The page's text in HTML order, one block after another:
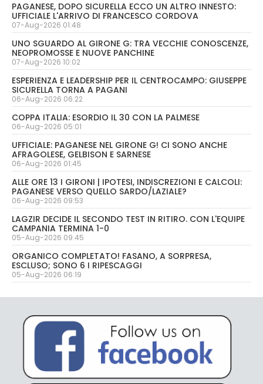
PAGANESE, DOPO SICURELLA ECCO UN ALTRO INNESTO:
UFFICIALE L'ARRIVO DI FRANCESCO CORDOVA
07-Aug-2026 01:48
UNO SGUARDO AL GIRONE G: TRA VECCHIE CONOSCENZE,
NEOPROMOSSE E NUOVE PANCHINE
07-Aug-2026 10:02
ESPERIENZA E LEADERSHIP PER IL CENTROCAMPO: GIUSEPPE
SICURELLA TORNA A PAGANI
06-Aug-2026 06:22
COPPA ITALIA: ESORDIO IL 30 CON LA PALMESE
06-Aug-2026 05:01
UFFICIALE: PAGANESE NEL GIRONE G! CI SONO ANCHE
AFRAGOLESE, GELBISON E SARNESE
06-Aug-2026 01:45
ALLE ORE 13 I GIRONI | IPOTESI, INDISCREZIONI E CALCOLI:
PAGANESE VERSO QUELLO SARDO/LAZIALE?
06-Aug-2026 09:53
LAGZIR DECIDE IL SECONDO TEST IN RITIRO. CON L'EQUIPE
CAMPANIA TERMINA 1-0
05-Aug-2026 09:45
ORGANICO COMPLETATO! FASANO, A SORPRESA,
ESCLUSO; SONO 6 I RIPESCAGGI
05-Aug-2026 06:19